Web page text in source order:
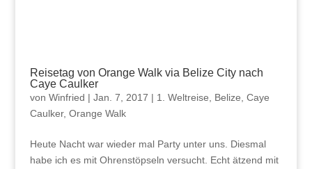
Reisetag von Orange Walk via Belize City nach
Caye Caulker
von Winfried | Jan. 7, 2017 | 1. Weltreise Belize Caye
Caulker, Orange Walk
Heute Nacht war wieder mal Party unter uns. Diesmal
habe ich es mit Ohrenstöpseln versucht. Echt ätzend mit